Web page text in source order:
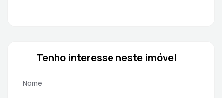
Tenho interesse neste imóvel